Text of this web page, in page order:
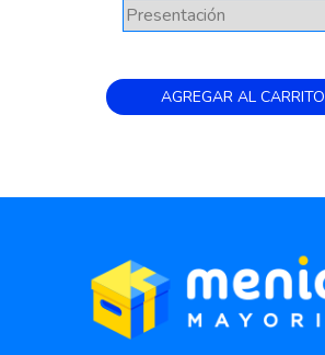
AGREGAR AL CARRITO